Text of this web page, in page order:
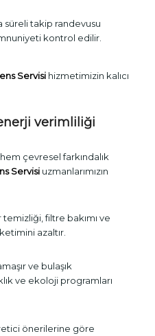
süreli takip randevusu
kontrol edilir.
Servisihizmetimizin kalıcı
verimliliği
çevresel farkındalık
Servisiuzmanlarımızın
filtre bakımı ve
azaltır.
ve bulaşık
ve ekoloji programları
önerilerine göre